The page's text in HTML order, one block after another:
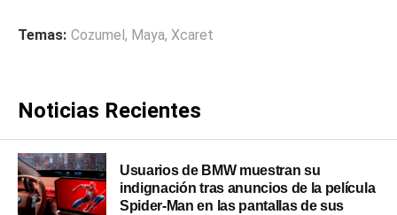
Temas: Cozumel , Maya, Xcaret
Noticias Recientes
Usuarios de BMW muestran su
indignación tras anuncios de la película
Spider-Man en las pantallas de sus